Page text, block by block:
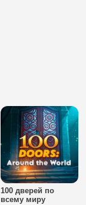
100 дверей по
всему миру